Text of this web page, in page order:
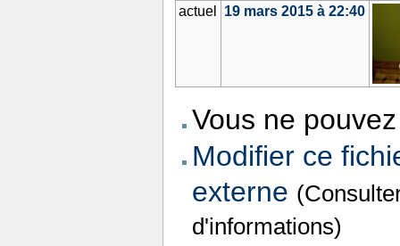
actuel
19 mars 2015 à 22:40
Vous ne
Modifier ce
externe
d'informations)